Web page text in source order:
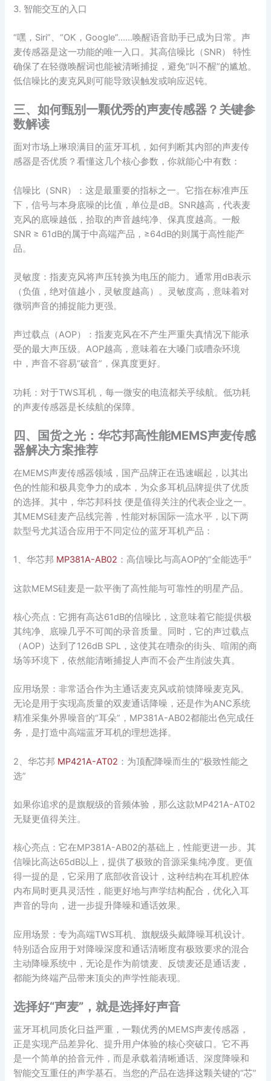
3. 智能交互的入口
“嘿，Siri”、“OK，Google”……唤醒语音助手已成为日常。声
麦传感器是这一功能的唯一入口。其高信噪比（SNR） 特性
确保了在轻微唤醒词也能被清晰捕捉，避免“叫不醒”的尴尬。
低信噪比的麦克风则可能导致误触发或响应迟钝。
三、如何甄别一颗优秀的声麦传感器？关键参
数解读
面对市场上琳琅满目的蓝牙耳机，如何判断其内部的声麦传
感器是否优质？看懂这几个核心参数，你就能心中有数：
信噪比（SNR）：这是最重要的指标之一。它指在标准声压
下，信号与本身底噪的比值，单位是dB。SNR越高，代表麦
克风的底噪越低，拾取的声音越纯净、保真度越高。一般
SNR ≥ 61dB的属于中高端产品，≥64dB的则属于高性能产
品。
灵敏度：指麦克风将声压转换为电压的能力。通常用dB表示
（负值，绝对值越小，灵敏度越高）。灵敏度高，意味着对
微弱声音的捕捉能力更强。
声过载点（AOP）：指麦克风在不产生严重失真情况下能承
受的最大声压级。AOP越高，意味着在大嗓门或嘈杂环境
中，声音不容易“破音”，保真度更好。
功耗：对于TWS耳机，每一微安的电流都关乎续航。低功耗
的声麦传感器是长续航的保障。
四、国货之光：华芯邦高性能MEMS声麦传感
器解决方案推荐
在MEMS声麦传感器领域，国产品牌正在迅速崛起，以其出
色的性能和极具竞争力的成本，为众多耳机品牌提供了优质
的选择。其中，华芯邦科技 便是值得关注的代表企业之一。
其MEMS硅麦产品线完善，性能对标国际一流水平，以下两
款型号尤其适合应用于不同定位的蓝牙耳机产品：
1、华芯邦 MP381A-AB02 ：高信噪比与高AOP的“全能选手”
这款MEMS硅麦是一款平衡了高性能与可靠性的明星产品。
核心亮点：它拥有高达61dB的信噪比，这意味着它能提供极
其纯净、底噪几乎不可闻的录音质量。同时，它的声过载点
（AOP）达到了126dB SPL，这使其在嘈杂的街头、喧闹的商
场等环境下，依然能清晰捕捉人声而不会产生削波失真。
应用场景：非常适合作为主通话麦克风或前馈降噪麦克风。
无论是用于实现高质量的双麦通话降噪，还是作为ANC系统
精准采集外界噪音的“耳朵”，MP381A-AB02都能出色完成任
务，是打造中高端蓝牙耳机的理想选择。
2、华芯邦 MP421A-AT02 ：为顶配降噪而生的“极致性能之
选”
如果你追求的是旗舰级的音频体验，那么这款MP421A-AT02
无疑更值得关注。
核心亮点：它在MP381A-AB02的基础上，性能更进一步。其
信噪比高达65dB以上，提供了极致的音源采集纯净度。更值
得一提的是，它采用了底部收音设计，这种结构在耳机腔体
内布局时更具灵活性，能更好地与声学结构配合，优化入耳
声音的导向，进一步提升降噪和通话效果。
应用场景：专为高端TWS耳机、旗舰级头戴降噪耳机设计。
特别适合应用于对降噪深度和通话清晰度有极致要求的混合
主动降噪系统中，无论是作为前馈麦、反馈麦还是通话麦，
都能为终端产品带来顶尖的声学性能表现。
选择好“声麦”，就是选择好声音
蓝牙耳机同质化日益严重，一颗优秀的MEMS声麦传感器，
正是实现产品差异化、提升用户体验的核心突破口。它不再
是一个简单的拾音元件，而是承载着清晰通话、深度降噪和
智能交互重任的声学基石。当您的产品在选择这颗关键的“芯”